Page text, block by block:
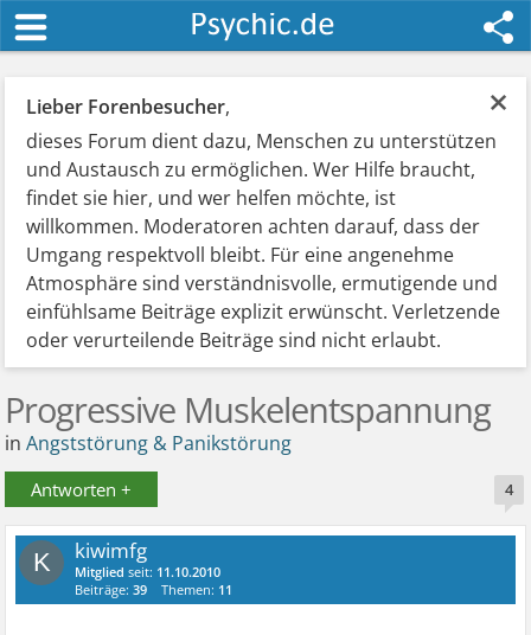
×
Lieber Forenbesucher,
dieses Forum dient dazu, Menschen zu unterstützen
und Austausch zu ermöglichen. Wer Hilfe braucht,
findet sie hier, und wer helfen möchte, ist
willkommen. Moderatoren achten darauf, dass der
Umgang respektvoll bleibt. Für eine angenehme
Atmosphäre sind verständnisvolle, ermutigende und
einfühlsame Beiträge explizit erwünscht. Verletzende
oder verurteilende Beiträge sind nicht erlaubt.
Progressive Muskelentspannung
inAngststörung & Panikstörung
Antworten + 4
K kiwimfg
Mitglied seit: 11.10.2010
Beiträge:39 Themen: 11